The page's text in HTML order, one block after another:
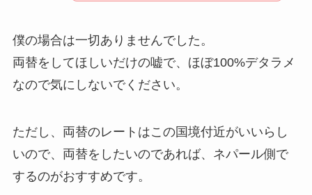
僕の場合は一切ありませんでした。
両替をしてほしいだけの嘘で、ほぼ100%デタラメ
なので気にしないでください。
ただし、両替のレートはこの国境付近がいいらし
いので、両替をしたいのであれば、ネパール側で
するのがおすすめです。